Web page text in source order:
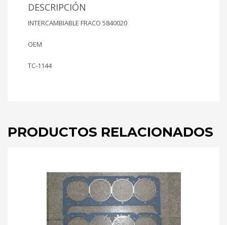
DESCRIPCIÓN
INTERCAMBIABLE FRACO 5840020
OEM
TC-1144
PRODUCTOS RELACIONADOS